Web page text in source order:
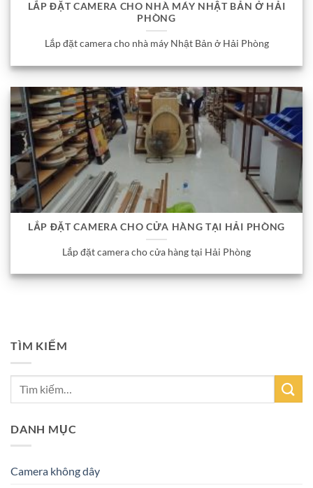
LẮP ĐẶT CAMERA CHO NHÀ MÁY NHẬT BẢN Ở HẢI
PHÒNG
Lắp đặt camera cho nhà máy Nhật Bản ở Hải Phòng
LẮP ĐẶT CAMERA CHO CỬA HÀNG TẠI HẢI PHÒNG
Lắp đặt camera cho cửa hàng tại Hải Phòng
TÌM KIẾM
DANH MỤC
Camera không dây